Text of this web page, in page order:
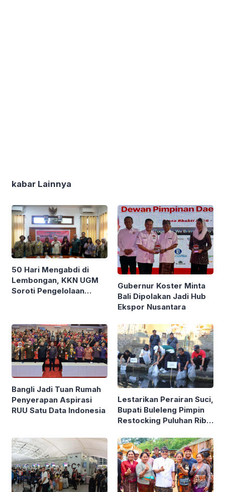
kabar Lainnya
50 Hari Mengabdi di
Lembongan, KKN UGM
Soroti Pengelolaan
Gubernur Koster Minta
Bali Dipolakan Jadi Hub
Ekspor Nusantara
Bangli Jadi Tuan Rumah
Penyerapan Aspirasi
RUU Satu Data Indonesia
Lestarikan Perairan Suci,
Bupati Buleleng Pimpin
Restocking Puluhan Ribu
Sudamala